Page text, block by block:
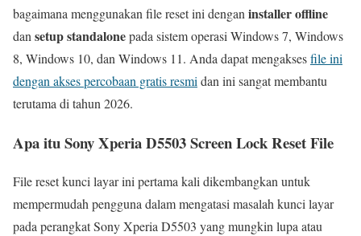
bagaimana menggunakan file reset ini dengan installer offline
dan setup standalonepada sistem operasi Windows 7, Windows
8, Windows 10, dan Windows 11. Anda dapat mengaksesfile ini
dengan akses percobaan gratis resmi dan ini sangat membantu
terutama di tahun 2026.
Apa itu Sony Xperia D5503 Screen Lock Reset File
File reset kunci layar ini pertama kali dikembangkan untuk
mempermudah pengguna dalam mengatasi masalah kunci layar
pada perangkat Sony Xperia D5503 yang mungkin lupa atau